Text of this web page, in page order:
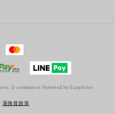
E-commerce Powered by EasyStore
退換貨政策